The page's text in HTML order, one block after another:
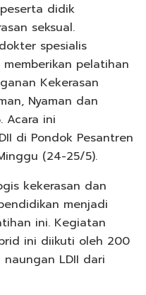
didik
seksual.
spesialis
pelatihan
Kekerasan
Nyaman dan
Acara ini
di Pondok Pesantren
(24-25/5).
kekerasan dan
menjadi
ini. Kegiatan
ini diikuti oleh 200
LDII dari